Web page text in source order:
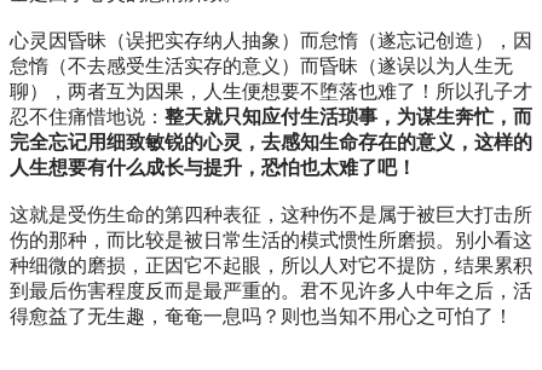
心灵因昏昧（误把实存纳人抽象）而怠惰（遂忘记创造），因
怠惰（不去感受生活实存的意义）而昏昧（遂误以为人生无
聊），两者互为因果，人生便想要不堕落也难了！所以孔子才
忍不住痛惜地说： 整天就只知应付生活琐事，为谋生奔忙，而
完全忘记用细致敏锐的心灵，去感知生命存在的意义，这样的
人生想要有什么成长与提升，恐怕也太难了吧！
这就是受伤生命的第四种表征，这种伤不是属于被巨大打击所
伤的那种，而比较是被日常生活的模式惯性所磨损。别小看这
种细微的磨损，正因它不起眼，所以人对它不提防，结果累积
到最后伤害程度反而是最严重的。君不见许多人中年之后，活
得愈益了无生趣，奄奄一息吗？则也当知不用心之可怕了！